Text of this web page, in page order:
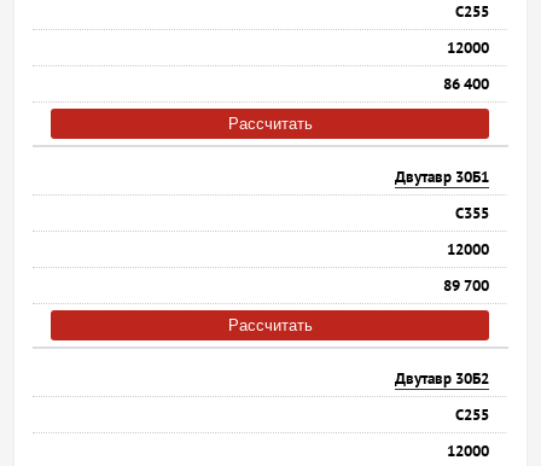
С255
12000
86 400
Рассчитать
Двутавр 30Б1
С355
12000
89 700
Рассчитать
Двутавр 30Б2
С255
12000